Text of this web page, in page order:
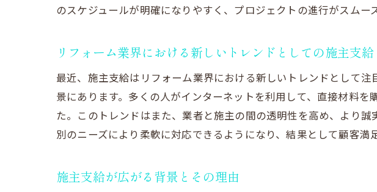
理想の空間を実現
素材選びが持つ空
施主自らが選ぶこ
素材に対するこだ
施主支給が可能に
施主支給がもたらす個
のスケジュールが明確になりやすく、プロジェクトの進行がスムー
リフォーム業界における新しいトレンドとしての施主支給
最近、施主支給はリフォーム業界における新しいトレンドとして
景にあります。多くの人がインターネットを利用して、直接材料
た。このトレンドはまた、業者と施主の間の透明性を高め、より
別のニーズにより柔軟に対応できるようになり、結果として顧客満
施主支給が広がる背景とその理由